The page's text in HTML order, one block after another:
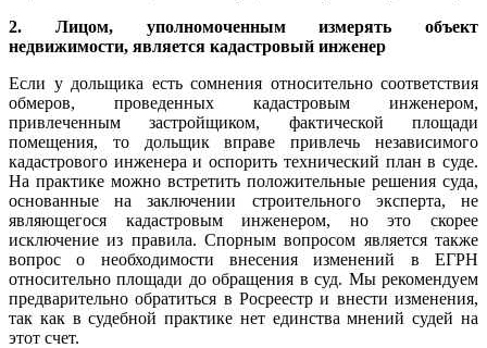
2. Лицом, уполномоченным измерять объект
недвижимости, является кадастровый инженер
Если у дольщика есть сомнения относительно соответствия
обмеров, проведенных кадастровым инженером,
привлеченным застройщиком, фактической площади
помещения, то дольщик вправе привлечь независимого
кадастрового инженера и оспорить технический план в суде.
На практике можно встретить положительные решения суда,
основанные на заключении строительного эксперта, не
являющегося кадастровым инженером, но это скорее
исключение из правила. Спорным вопросом является также
вопрос о необходимости внесения изменений в ЕГРН
относительно площади до обращения в суд. Мы рекомендуем
предварительно обратиться в Росреестр и внести изменения,
так как в судебной практике нет единства мнений судей на
этот счет.